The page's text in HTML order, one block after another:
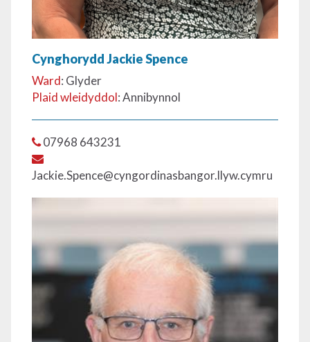
Cynghorydd Jackie Spence
Ward: Glyder
Plaid wleidyddol: Annibynnol
07968 643231
Jackie.Spence@cyngordinasbangor.llyw.cymru